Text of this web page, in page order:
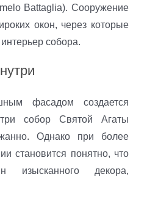
Battaglia). Сооружение
окон, через которые
собора.
фасадом создается
собор Святой Агаты
Однако при более
становится понятно, что
изысканного декора,